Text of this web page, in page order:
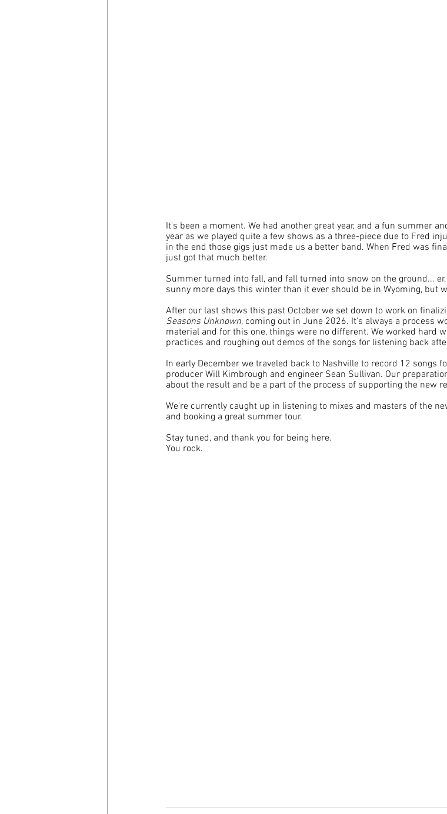
It's been a moment. We had another great year, and a fun summer
year as we played quite a few shows as a three-piece due to Fred
in the end those gigs just made us a better band. When Fred was
just got that much better.
Summer turned into fall, and fall turned into snow on the ground...
sunny more days this winter than it ever should be in Wyoming, but
After our last shows this past October we set down to work on
Seasons Unknown, coming out in June 2026. It's always a process
material and for this one, things were no different. We worked hard
practices and roughing out demos of the songs for listening back
In early December we traveled back to Nashville to record 12 songs
producer Will Kimbrough and engineer Sean Sullivan. Our
about the result and be a part of the process of supporting the new
We're currently caught up in listening to mixes and masters of the
and booking a great summer tour.
Stay tuned, and thank you for being here.
You rock.